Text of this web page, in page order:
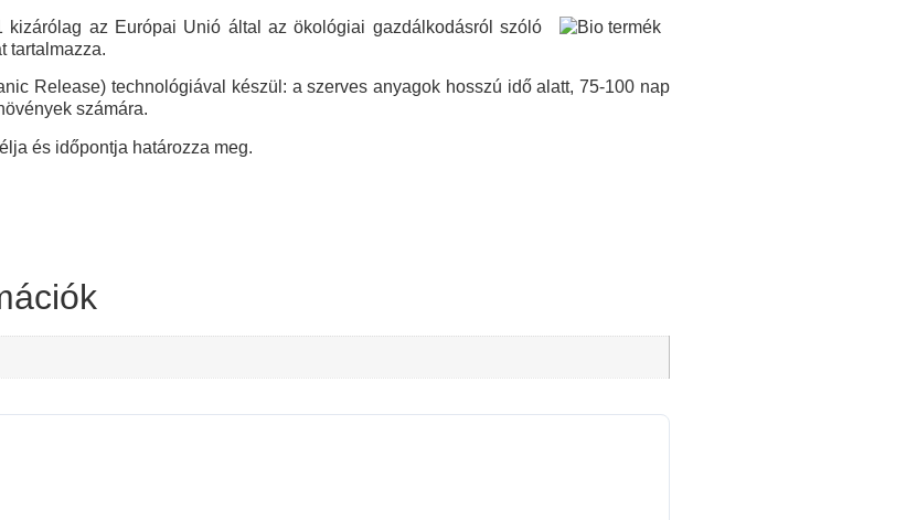
az Európai Unió által az ökológiai gazdálkodásról szóló
tartalmazza.
Release) technológiával készül: a szerves anyagok hosszú idő alatt, 75-100 nap
számára.
és időpontja határozza meg.